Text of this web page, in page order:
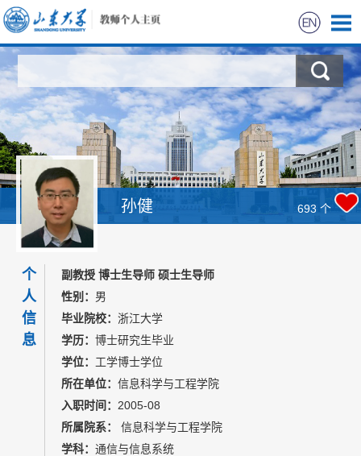
科学研究
教学研究
获奖信息
招生信息
学生信息
我的相册
教师博客
孙健 693 个
个
人
信
息
副教授 博士生导师 硕士生导师
性别： 男
毕业院校： 浙江大学
学历： 博士研究生毕业
学位： 工学博士学位
所在单位： 信息科学与工程学院
入职时间： 2005-08
所属院系：
信息科学与工程学院
学科： 通信与信息系统